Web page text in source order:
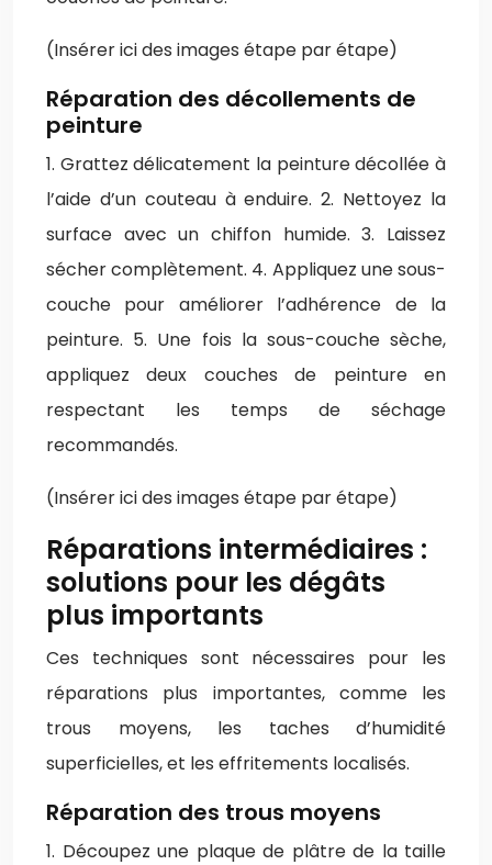
(Insérer ici des images étape par étape)
Réparation des décollements de
peinture
1. Grattez délicatement la peinture décollée à
l’aide d’un couteau à enduire. 2. Nettoyez la
surface avec un chiffon humide. 3. Laissez
sécher complètement. 4. Appliquez une sous-
couche pour améliorer l’adhérence de la
peinture. 5. Une fois la sous-couche sèche,
appliquez deux couches de peinture en
respectant les temps de séchage
recommandés.
(Insérer ici des images étape par étape)
Réparations intermédiaires :
solutions pour les dégâts
plus importants
Ces techniques sont nécessaires pour les
réparations plus importantes, comme les
trous moyens, les taches d’humidité
superficielles, et les effritements localisés.
Réparation des trous moyens
1. Découpez une plaque de plâtre de la taille